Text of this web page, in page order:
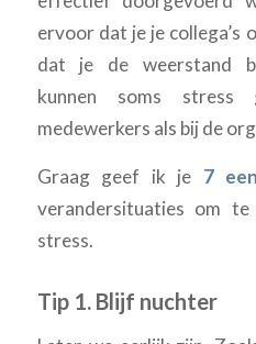
ervoor dat je je collega’s
dat je de weerstand
kunnen soms
medewerkers als bij de
Graag geef ik je 7
verandersituaties om
stress.
Tip 1. Blijf nuchter